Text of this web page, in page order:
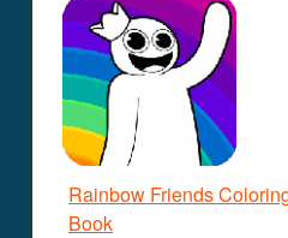
Rainbow Friends
Book